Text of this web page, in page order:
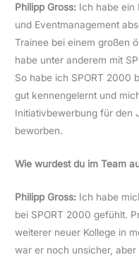
Philipp Gross: Ich habe ein
und Eventmanagement
Trainee bei einem großen
habe unter anderem mit
So habe ich SPORT 2000
gut kennengelernt und
Initiativbewerbung für den
beworben.
Wie wurdest du im Team
Philipp Gross: Ich habe
bei SPORT 2000 gefühlt.
weiterer neuer Kollege in
war er noch unsicher,